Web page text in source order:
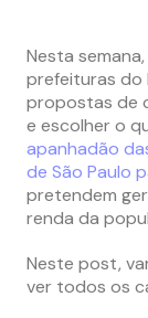
Nesta
prefeituras do
propostas de
e escolher o
apanhadão
de São Paulo
pretendem
renda da
Neste post,
ver todos os